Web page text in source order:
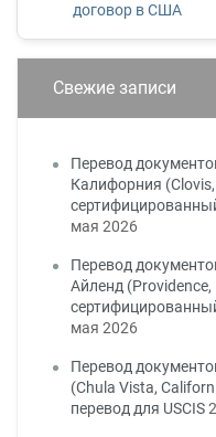
договор в США
Свежие записи
Перевод
Калифорния
мая 2026
Перевод
Айленд
мая 2026
Перевод
(Chula Vista,
перевод для USCIS